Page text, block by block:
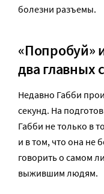
болезни разъемы.
«Попробуй»
два главных
Недавно Габби
секунд. На
Габби не только в
и в том, что она не
говорить о самом
выжившим людям.